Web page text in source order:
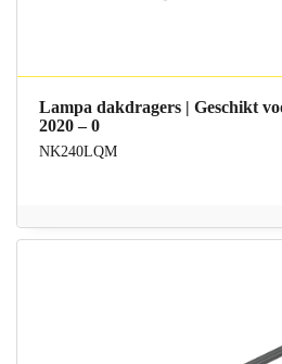
Lampa dakdragers | Geschikt
2020 – 0
NK240LQM